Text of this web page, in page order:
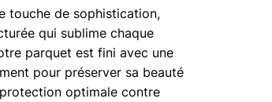
touche de sophistication,
qui sublime chaque
parquet est fini avec une
pour préserver sa beauté
optimale contre